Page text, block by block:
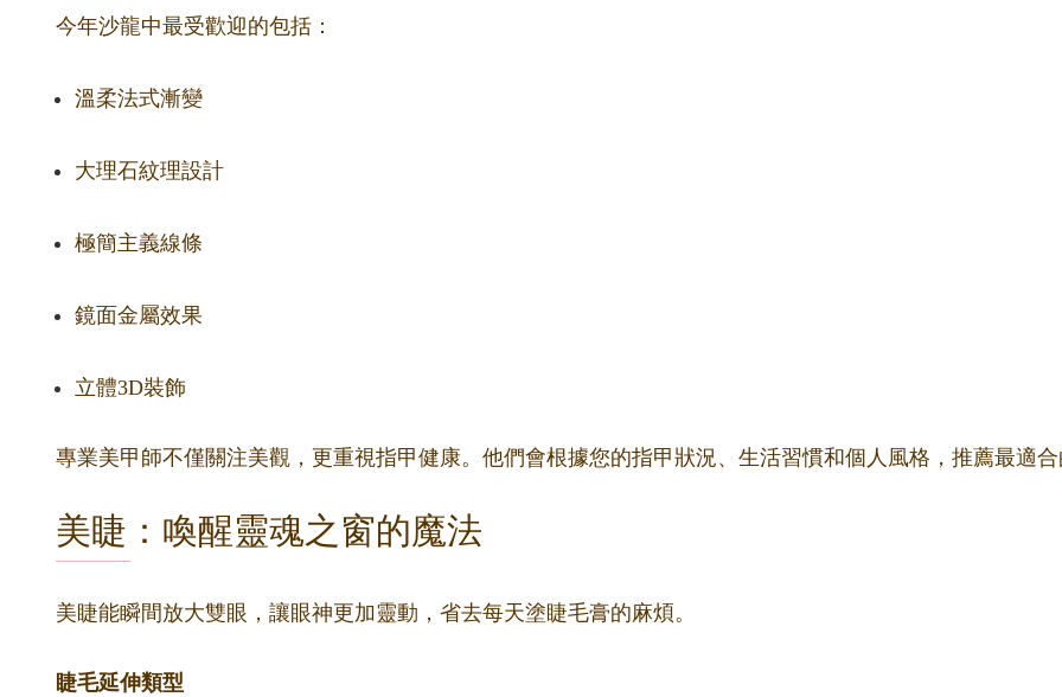
今年沙龍中最受歡迎的包括：
溫柔法式漸變
大理石紋理設計
極簡主義線條
鏡面金屬效果
立體3D裝飾
專業美甲師不僅關注美觀，更重視指甲健康。他們會根據您的指甲狀況、生活習慣和個人風格，推薦最適合
美睫：喚醒靈魂之窗的魔法
美睫能瞬間放大雙眼，讓眼神更加靈動，省去每天塗睫毛膏的麻煩。
睫毛延伸類型